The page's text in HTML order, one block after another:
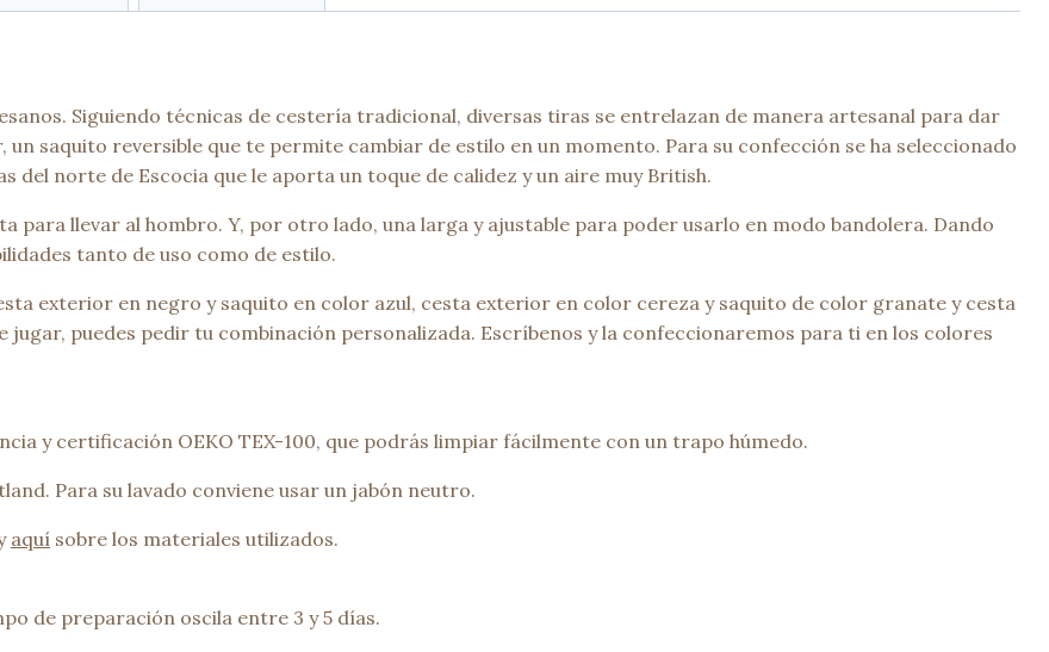
Siguiendo técnicas de cestería tradicional, diversas tiras se entrelazan de manera artesanal para dar
saquito reversible que te permite cambiar de estilo en un momento. Para su confección se ha seleccionado
del norte de Escocia que le aporta un toque de calidez y un aire muy British.
para llevar al hombro. Y, por otro lado, una larga y ajustable para poder usarlo en modo bandolera. Dando
tanto de uso como de estilo.
exterior en negro y saquito en color azul, cesta exterior en color cereza y saquito de color granate y cesta
puedes pedir tu combinación personalizada. Escríbenos y la confeccionaremos para ti en los colores
y certificación OEKO TEX-100, que podrás limpiar fácilmente con un trapo húmedo.
Para su lavado conviene usar un jabón neutro.
aquí sobre los materiales utilizados.
de preparación oscila entre 3 y 5 días.